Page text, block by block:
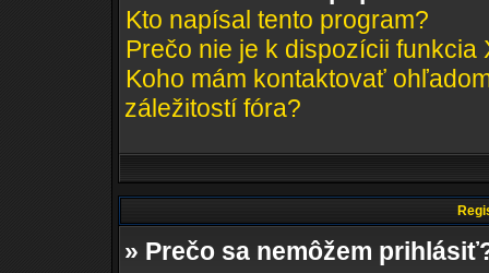
Kto napísal tento program?
Prečo nie je k dispozícii funkcia
Koho mám kontaktovať
záležitostí fóra?
» Prečo sa nemôžem